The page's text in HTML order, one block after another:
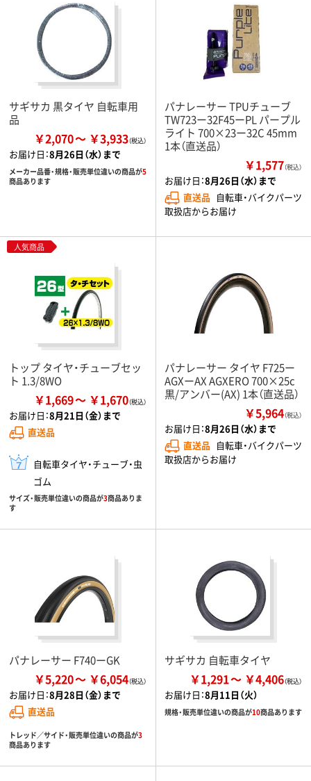
サギサカ 黒タイヤ 自転車用
品
￥2,070 ￥3,933
お届け日：8月26日（水）まで
メーカー品番・規格・販売単位違いの商品が5
商品あります
パナレーサー TPUチューブ
TW723ー32F45ーPL パープル
ライト 700×23ー32C 45mm
1本（直送品）
￥1,577（税込）
お届け日：8月26日（水）まで
直送品 自転車・バイクパーツ
取扱店からお届け
人気商品
トップ タイヤ・チューブセッ
ト 1.3/8WO
￥1,669 ￥1,670
お届け日：8月21日（金）まで
直送品
自転車タイヤ・チューブ・虫
ゴム
サイズ・販売単位違いの商品が3商品ありま
す
パナレーサー タイヤ F725ー
AGXーAX AGXERO 700×25c
黒/アンバー(AX) 1本（直送品）
￥5,964（税込）
お届け日：8月26日（水）まで
直送品 自転車・バイクパーツ
取扱店からお届け
パナレーサー F740ーGK
￥5,220 ￥6,054
お届け日：8月28日（金）まで
直送品
トレッド／サイド・販売単位違いの商品が3
商品あります
サギサカ 自転車タイヤ
￥1,291 ￥4,406
お届け日：8月11日（火）
規格・販売単位違いの商品が10商品あります